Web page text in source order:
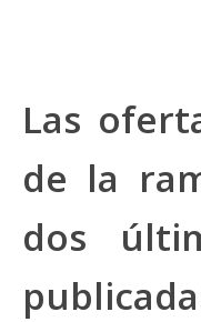
Las
de la
dos